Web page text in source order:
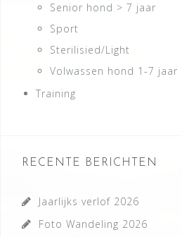
Senior hond > 7 jaar
Sport
Sterilisied/Light
Volwassen hond 1-7 jaar
Training
RECENTE BERICHTEN
Jaarlijks verlof 2026
Foto Wandeling 2026